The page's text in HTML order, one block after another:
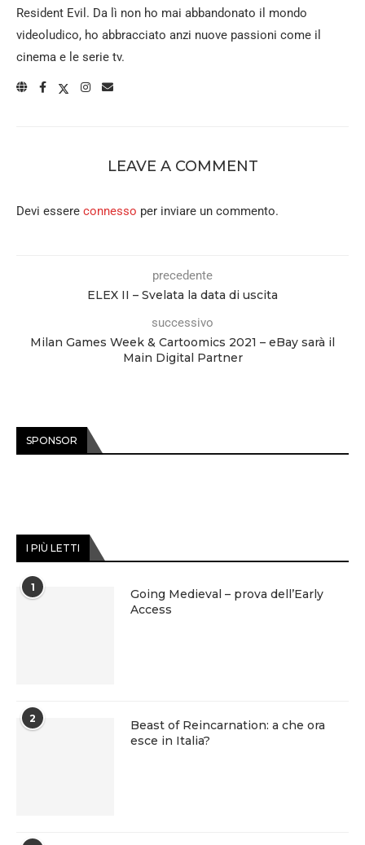
Resident Evil. Da lì non ho mai abbandonato il mondo
videoludico, ho abbracciato anzi nuove passioni come il
cinema e le serie tv.
LEAVE A COMMENT
Devi essere connesso per inviare un commento.
precedente
ELEX II – Svelata la data di uscita
successivo
Milan Games Week & Cartoomics 2021 – eBay sarà il
Main Digital Partner
SPONSOR
I PIÙ LETTI
1
Going Medieval – prova dell’Early
Access
2
Beast of Reincarnation: a che ora
esce in Italia?